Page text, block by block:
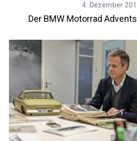
4. Dezember
Der BMW Motorrad